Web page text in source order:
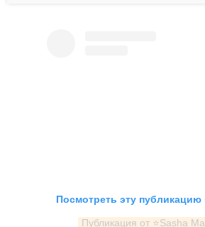
Посмотреть эту публикацию
Публикация от ⭐️Sasha